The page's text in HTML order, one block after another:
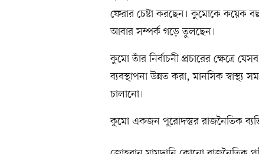
ফেরার চেষ্টা করছেন। কুমোকে কয়েক
আবার সম্পর্ক গড়ে তুলছেন।
কুমো তাঁর নির্বাচনী প্রচারের ক্ষেত্রে
ব্যবস্থাপনা উন্নত করা, মানসিক স্বাস্থ্য
চালানো।
কুমো একজন পুরোদস্তুর রাজনৈতিক